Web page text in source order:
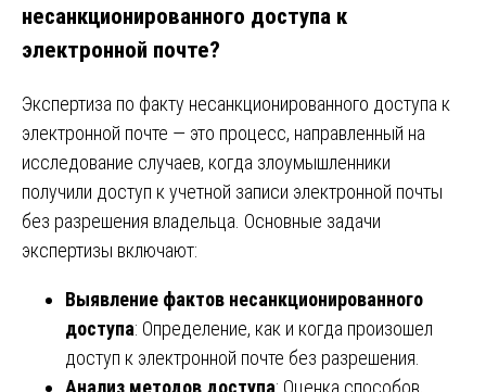
несанкционированного доступа к
электронной почте?
Экспертиза по факту несанкционированного доступа к
электронной почте — это процесс, направленный на
исследование случаев, когда злоумышленники
получили доступ к учетной записи электронной почты
без разрешения владельца. Основные задачи
экспертизы включают:
Выявление фактов несанкционированного
доступа: Определение, как и когда произошел
доступ к электронной почте без разрешения.
Анализ методов доступа: Оценка способов,